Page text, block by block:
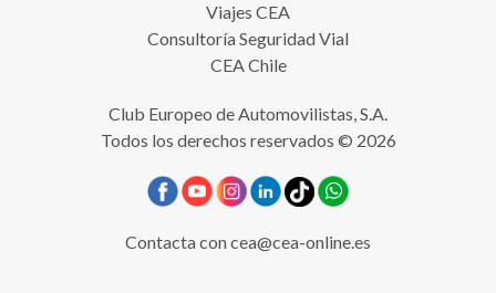
Viajes CEA
Consultoría Seguridad Vial
CEA Chile
Club Europeo de Automovilistas, S.A.
Todos los derechos reservados © 2026
Contacta concea@cea-online.es